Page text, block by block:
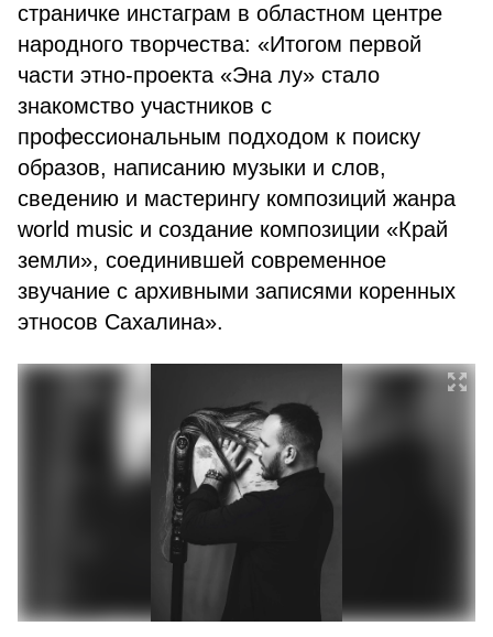
страничке инстаграм в областном центре
народного творчества: «Итогом первой
части этно-проекта «Эна лу» стало
знакомство участников с
профессиональным подходом к поиску
образов, написанию музыки и слов,
сведению и мастерингу композиций жанра
world music и создание композиции «Край
земли», соединившей современное
звучание с архивными записями коренных
этносов Сахалина».